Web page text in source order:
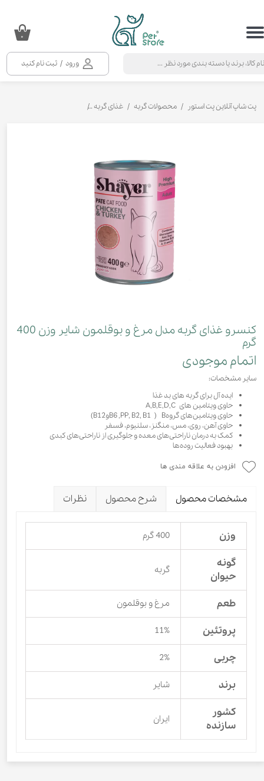
ورود / ثبت نام کنید
حساب کاربری من
خروج از حساب کاربری
۰
پت شاپ آنلاین پت استور محصولات گربه غذای گربه
کنسرو غذای گربه مدل مرغ و بوقلمون شایر وزن 400
گرم
اتمام موجودی
سایر مشخصات:
ایده آل برای گربه های بد غذا
حاوی ویتامین های A,B,E,D,C
حاوی ویتامین‌های گروهB ( B6 ,PP, B2, B1وB12)
حاوی آهن، روی، مس، منگنز، سلنیوم، فسفر
کمک به درمان ناراحتی‌های معده و جلوگیری از ناراحتی‌های کبدی
بهبود فعالیت روده‌ها
افزودن به علاقه مندی ها
مشخصات محصول شرح محصول نظرات
وزن 400 گرم
گونه
حیوان
گربه
طعم مرغ و بوقلمون
پروتئین 11%
چربی 2%
برند شایر
کشور
سازنده
ایران